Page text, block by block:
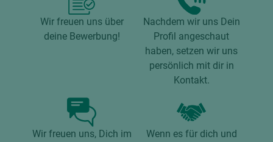
Wir freuen uns über
deine Bewerbung!
Nachdem wir uns Dein
Profil angeschaut
haben, setzen wir uns
persönlich mit dir in
Kontakt.
Wir freuen uns, Dich im
Wenn es für dich und